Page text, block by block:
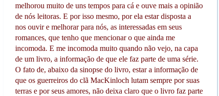
melhorou muito de uns tempos para cá e ouve mais a opinião
de nós leitoras. E por isso mesmo, por ela estar disposta a
nos ouvir e melhorar para nós, as interessadas em seus
romances, que tenho que mencionar o que ainda me
incomoda. E me incomoda muito quando não vejo, na capa
de um livro, a informação de que ele faz parte de uma série.
O fato de, abaixo da sinopse do livro, estar a informação de
que os guerreiros do clã MacKinloch lutam sempre por suas
terras e por seus amores, não deixa claro que o livro faz parte